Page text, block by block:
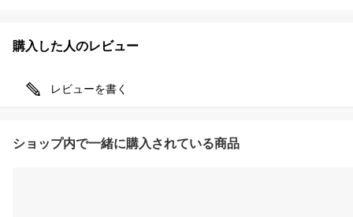
購入した人のレビュー
レビューを書く
ショップ内で一緒に購入されている商品